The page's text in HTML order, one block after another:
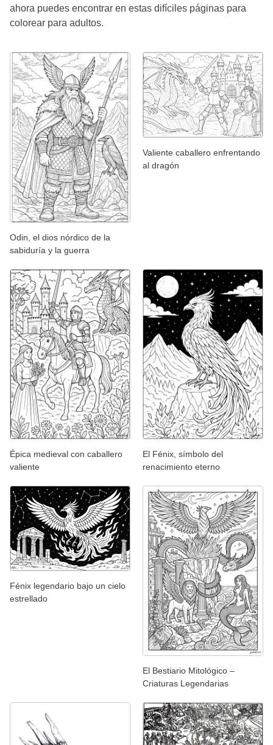
ahora puedes encontrar en estas difíciles páginas para
colorear para adultos.
Odin, el dios nórdico de la
sabiduría y la guerra
Valiente caballero enfrentando
al dragón
Épica medieval con caballero
valiente
El Fénix, símbolo del
renacimiento eterno
Fénix legendario bajo un cielo
estrellado
El Bestiario Mitológico –
Criaturas Legendarias